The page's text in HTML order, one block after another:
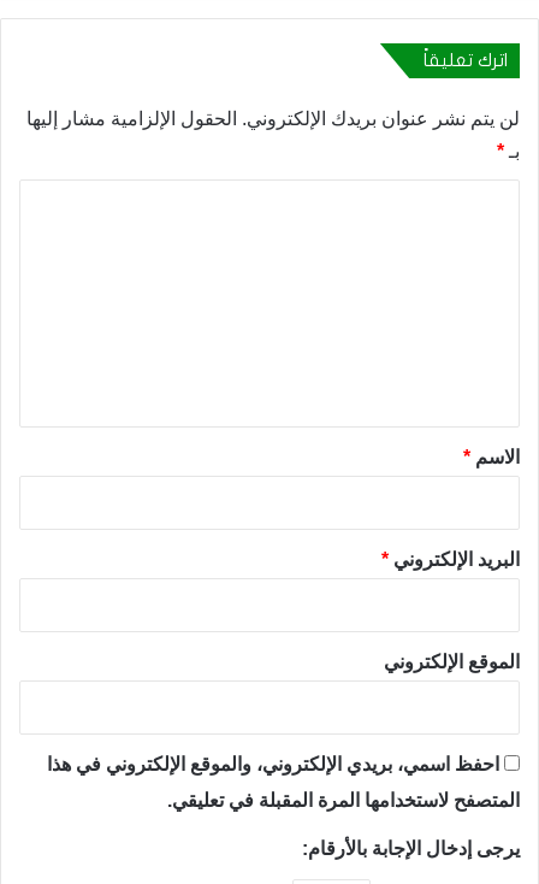
اترك تعليقاً
لن يتم نشر عنوان بريدك الإلكتروني. الحقول الإلزامية مشار إليها
بـ *
*الاسم *
البريد الإلكتروني *
الموقع الإلكتروني
احفظ اسمي، بريدي الإلكتروني، والموقع الإلكتروني في هذا
المتصفح لاستخدامها المرة المقبلة في تعليقي.
يرجى إدخال الإجابة بالأرقام: